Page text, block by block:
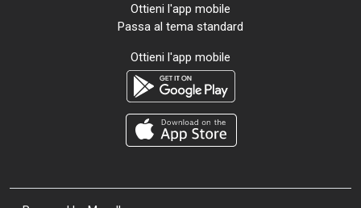
Ottieni l'app mobile
Passa al tema standard
Ottieni l'app mobile